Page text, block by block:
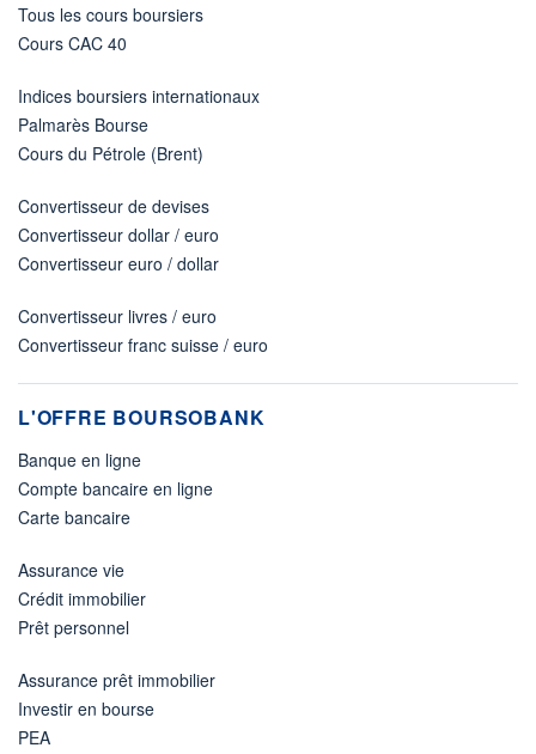
Tous les cours boursiers
Cours CAC 40
Indices boursiers internationaux
Palmarès Bourse
Cours du Pétrole (Brent)
Convertisseur de devises
Convertisseur dollar / euro
Convertisseur euro / dollar
Convertisseur livres / euro
Convertisseur franc suisse / euro
L'OFFRE BOURSOBANK
Banque en ligne
Compte bancaire en ligne
Carte bancaire
Assurance vie
Crédit immobilier
Prêt personnel
Assurance prêt immobilier
Investir en bourse
PEA